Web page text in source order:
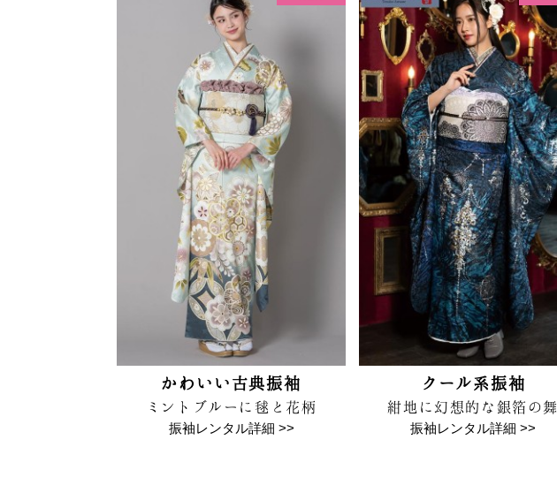
かわいい古典振袖
ミントブルーに毬と花柄
振袖レンタル詳細 >>
クール系振袖
紺地に幻想的な銀箔の舞
振袖レンタル詳細 >>